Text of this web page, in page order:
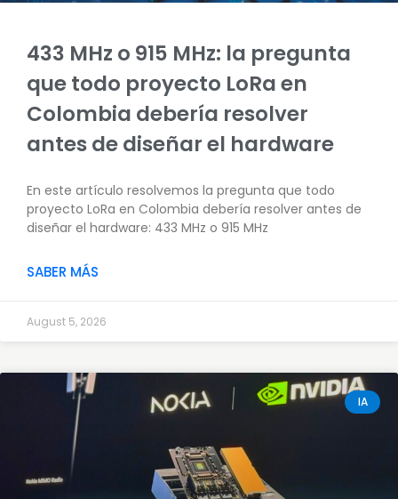
433 MHz o 915 MHz: la pregunta
que todo proyecto LoRa en
Colombia debería resolver
antes de diseñar el hardware
En este artículo resolvemos la pregunta que todo
proyecto LoRa en Colombia debería resolver antes de
diseñar el hardware: 433 MHz o 915 MHz
SABER MÁS
August 5, 2026
IA